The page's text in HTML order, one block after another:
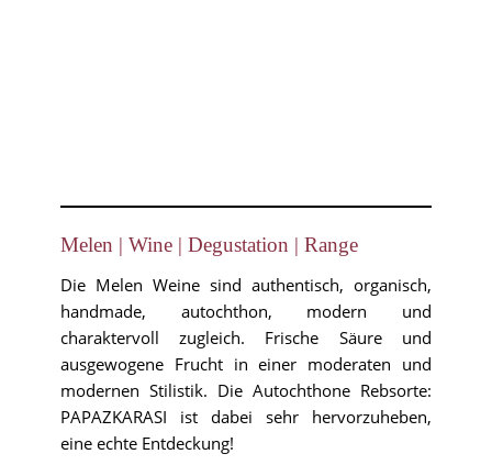
Melen | Wine | Degustation | Range
Die Melen Weine sind authentisch, organisch,
handmade, autochthon, modern und
charaktervoll zugleich. Frische Säure und
ausgewogene Frucht in einer moderaten und
modernen Stilistik. Die Autochthone Rebsorte:
PAPAZKARASI ist dabei sehr hervorzuheben,
eine echte Entdeckung!